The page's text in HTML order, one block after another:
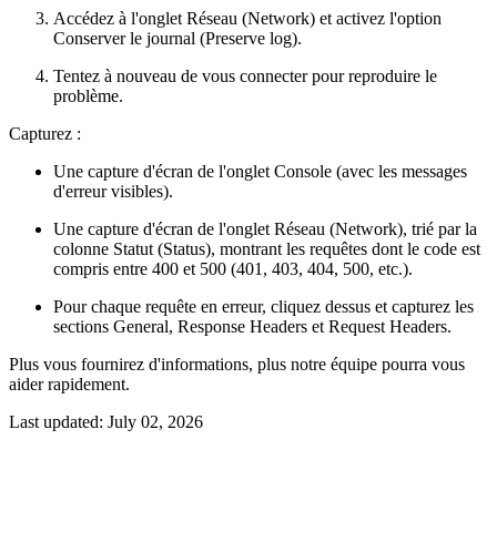
Accédez à l'onglet Réseau (Network) et activez l'option
Conserver le journal (Preserve log).
Tentez à nouveau de vous connecter pour reproduire le
problème.
Capturez :
Une capture d'écran de l'onglet Console (avec les messages
d'erreur visibles).
Une capture d'écran de l'onglet Réseau (Network), trié par la
colonne Statut (Status), montrant les requêtes dont le code est
compris entre 400 et 500 (401, 403, 404, 500, etc.).
Pour chaque requête en erreur, cliquez dessus et capturez les
sections General, Response Headers et Request Headers.
Plus vous fournirez d'informations, plus notre équipe pourra vous
aider rapidement.
Last updated: July 02, 2026